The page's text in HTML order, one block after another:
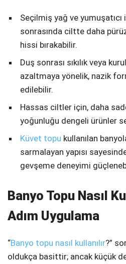
Seçilmiş yağ ve yumuşatıcı
sonrasında ciltte daha
hissi bırakabilir.
Duş sonrası sıkılık veya
azaltmaya yönelik, nazik
edilebilir.
Hassas ciltler için, daha
yoğunluğu dengeli ürünler
Küvet topu kullanılan
sarmalayan yapısı
gevşeme deneyimi
Banyo Topu Nasıl
Adım Uygulama
“Banyo topu nasıl kullanılır?”
oldukça basittir; ancak küçük